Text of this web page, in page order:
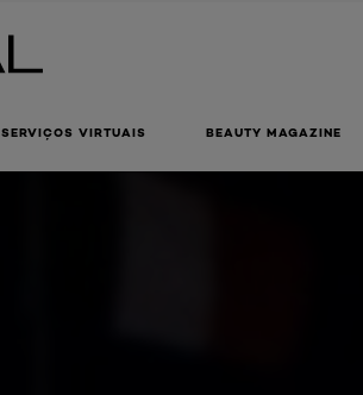
SERVIÇOS VIRTUAIS BEAUTY MAGAZINE